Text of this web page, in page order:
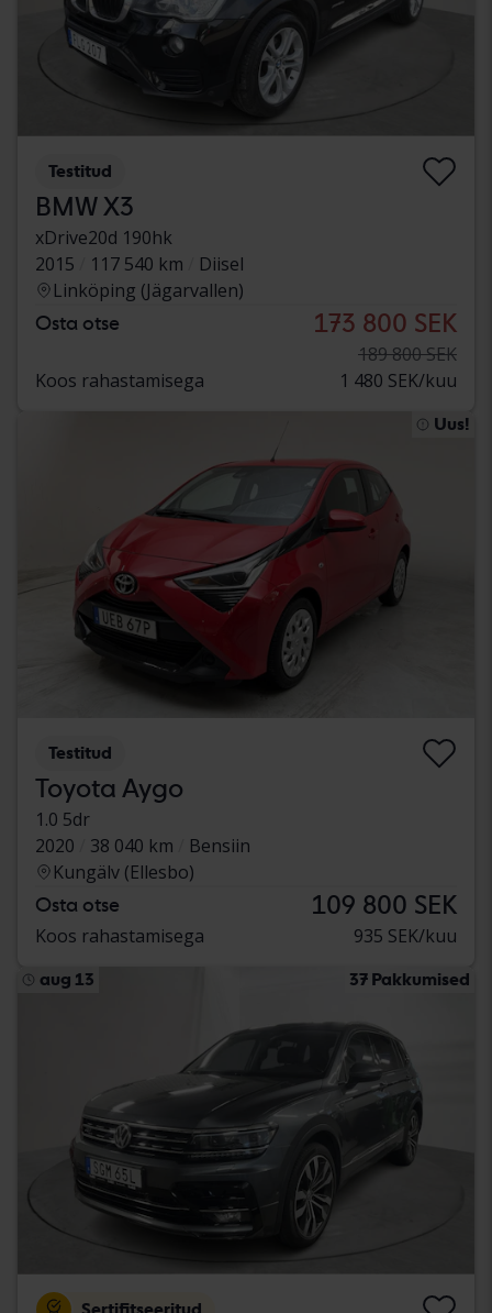
Testitud
BMW X3
xDrive20d 190hk
2015
117 540 km
Diisel
Linköping (Jägarvallen)
Osta otse 173 800 SEK
189 800 SEK
Koos rahastamisega
1 480 SEK/kuu
Uus!
Testitud
Toyota Aygo
1.0 5dr
2020
38 040 km
Bensiin
Kungälv (Ellesbo)
Osta otse 109 800 SEK
Koos rahastamisega 935 SEK/kuu
aug 13 37 Pakkumised